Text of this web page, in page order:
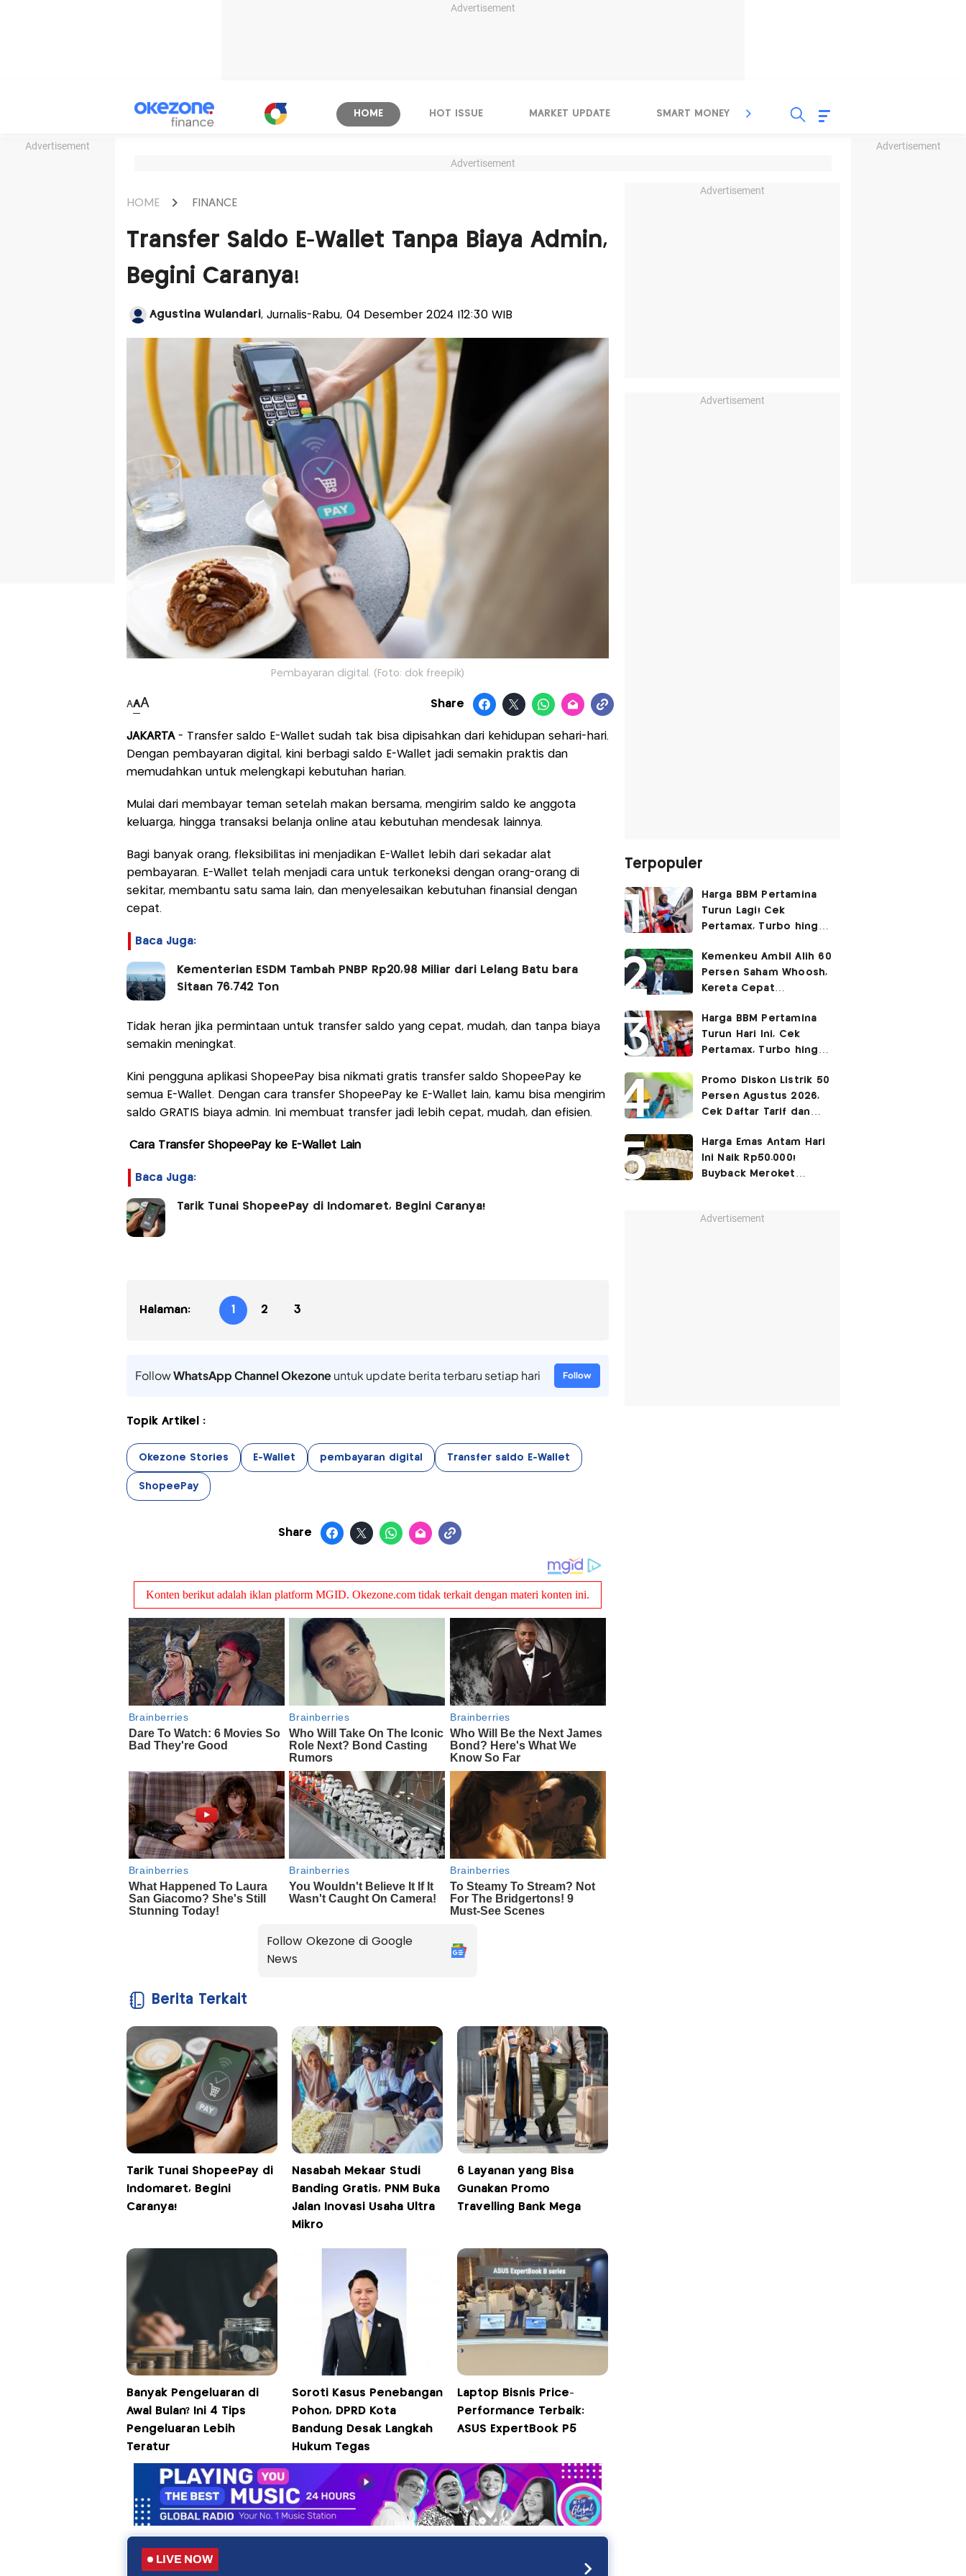
Advertisement
Advertisement Advertisement
HOME HOT ISSUE MARKET UPDATE SMART MONEY INSPIRASI BISNIS
Advertisement
HOME FINANCE
Transfer Saldo E-Wallet Tanpa Biaya Admin,
Begini Caranya!
Agustina Wulandari, Jurnalis-Rabu, 04 Desember 2024 |12:30 WIB
Pembayaran digital. (Foto: dok freepik)
AAA Share
JAKARTA- Transfer saldo E-Wallet sudah tak bisa dipisahkan dari kehidupan sehari-hari.
Dengan pembayaran digital, kini berbagi saldo E-Wallet jadi semakin praktis dan
memudahkan untuk melengkapi kebutuhan harian.
Mulai dari membayar teman setelah makan bersama, mengirim saldo ke anggota
keluarga, hingga transaksi belanja online atau kebutuhan mendesak lainnya.
Bagi banyak orang, fleksibilitas ini menjadikan E-Wallet lebih dari sekadar alat
pembayaran. E-Wallet telah menjadi cara untuk terkoneksi dengan orang-orang di
sekitar, membantu satu sama lain, dan menyelesaikan kebutuhan finansial dengan
cepat.
Baca Juga:
Kementerian ESDM Tambah PNBP Rp20,98 Miliar dari Lelang Batu bara
Sitaan 76.742 Ton
Tidak heran jika permintaan untuk transfer saldo yang cepat, mudah, dan tanpa biaya
semakin meningkat.
Kini pengguna aplikasi ShopeePay bisa nikmati gratis transfer saldo ShopeePay ke
semua E-Wallet. Dengan cara transfer ShopeePay ke E-Wallet lain, kamu bisa mengirim
saldo GRATIS biaya admin. Ini membuat transfer jadi lebih cepat, mudah, dan efisien.
Cara Transfer ShopeePay ke E-Wallet Lain
Baca Juga:
Tarik Tunai ShopeePay di Indomaret, Begini Caranya!
Halaman: 1 2 3
FollowWhatsApp Channel Okezoneuntuk update berita terbaru setiap hari Follow
Topik Artikel :
Okezone Stories E-Wallet pembayaran digital Transfer saldo E-Wallet
ShopeePay
Share
Follow Okezone di Google
News
Berita Terkait
Tarik Tunai ShopeePay di
Indomaret, Begini
Caranya!
Nasabah Mekaar Studi
Banding Gratis, PNM Buka
Jalan Inovasi Usaha Ultra
Mikro
6 Layanan yang Bisa
Gunakan Promo
Travelling Bank Mega
Banyak Pengeluaran di
Awal Bulan? Ini 4 Tips
Pengeluaran Lebih
Teratur
Soroti Kasus Penebangan
Pohon, DPRD Kota
Bandung Desak Langkah
Hukum Tegas
Laptop Bisnis Price-
Performance Terbaik:
ASUS ExpertBook P5
LIVE NOW
Advertisement
Advertisement
Terpopuler
Harga BBM Pertamina
Turun Lagi! Cek
Pertamax, Turbo hingga
Agustus 2026
Kemenkeu Ambil Alih 60
Persen Saham Whoosh,
Kereta Cepat
Surabaya
Harga BBM Pertamina
Turun Hari Ini, Cek
Pertamax, Turbo hingga
2026
Promo Diskon Listrik 50
Persen Agustus 2026,
Cek Daftar Tarif dan
Harga Emas Antam Hari
Ini Naik Rp50.000!
Buyback Meroket
Advertisement